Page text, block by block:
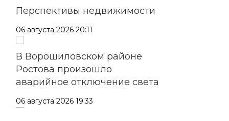
Перспективы недвижимости
06 августа 2026 20:11
В Ворошиловском районе
Ростова произошло
аварийное отключение света
06 августа 2026 19:33